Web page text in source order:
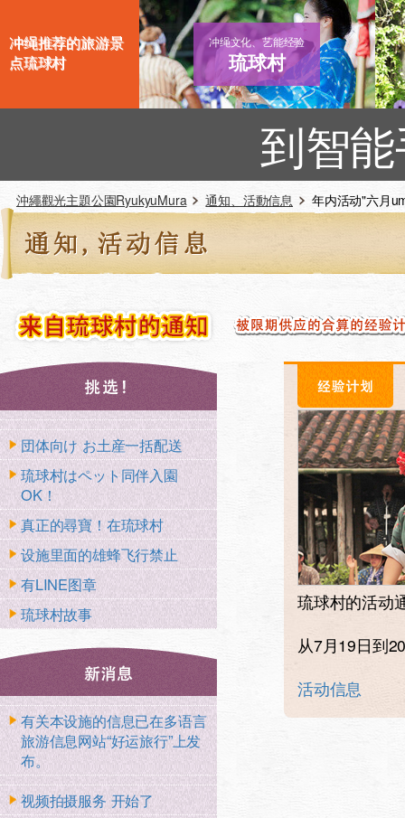
冲绳推荐的旅游景
点琉球村
冲绳文化、艺能经验
琉球村
到智
沖繩觀光主題公園RyukyuMura 通知、活動信息 年内活动"六月
団体向け お土産一括配送
琉球村はペット同伴入園
OK！
真正的尋寶！在琉球村
设施里面的雄蜂飞行禁止
有LINE图章
琉球村故事
有关本设施的信息已在多语言
旅游信息网站“好运旅行”上发
布。
视频拍摄服务 开始了
琉球村的活动
从7月19日到
活动信息